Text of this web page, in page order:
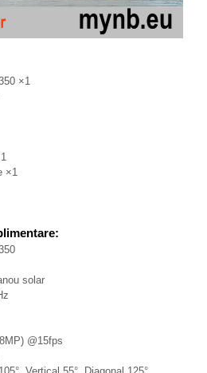
×1
×1
solar
@15fps